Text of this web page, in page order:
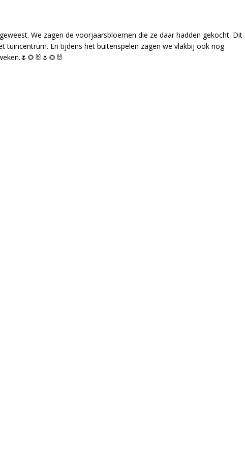
We zagen de voorjaarsbloemen die ze daar hadden gekocht. Dit
En tijdens het buitenspelen zagen we vlakbij ook nog